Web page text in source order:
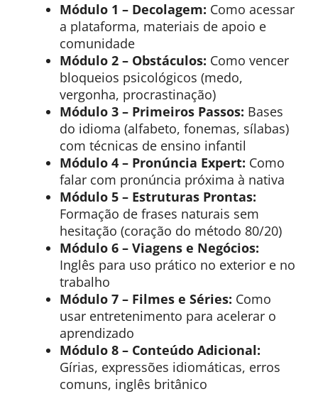
Módulo 1 – Decolagem: Como acessar
a plataforma, materiais de apoio e
comunidade
Módulo 2 – Obstáculos: Como vencer
bloqueios psicológicos (medo,
vergonha, procrastinação)
Módulo 3 – Primeiros Passos: Bases
do idioma (alfabeto, fonemas, sílabas)
com técnicas de ensino infantil
Módulo 4 – Pronúncia Expert: Como
falar com pronúncia próxima à nativa
Módulo 5 – Estruturas Prontas:
Formação de frases naturais sem
hesitação (coração do método 80/20)
Módulo 6 – Viagens e Negócios:
Inglês para uso prático no exterior e no
trabalho
Módulo 7 – Filmes e Séries: Como
usar entretenimento para acelerar o
aprendizado
Módulo 8 – Conteúdo Adicional:
Gírias, expressões idiomáticas, erros
comuns, inglês britânico